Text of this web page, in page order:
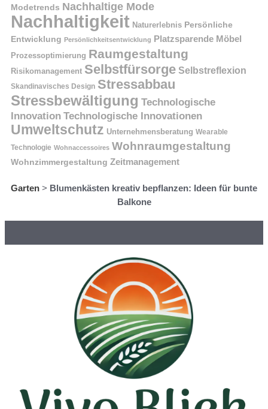
Modetrends Nachhaltige Mode
Nachhaltigkeit Naturerlebnis Persönliche
Entwicklung Persönlichkeitsentwicklung Platzsparende Möbel
Prozessoptimierung Raumgestaltung
Risikomanagement Selbstfürsorge Selbstreflexion
Skandinavisches Design Stressabbau
Stressbewältigung Technologische
Innovation Technologische Innovationen
Umweltschutz Unternehmensberatung Wearable
Technologie Wohnaccessoires Wohnraumgestaltung
Wohnzimmergestaltung Zeitmanagement
Garten > Blumenkästen kreativ bepflanzen: Ideen für bunte
Balkone